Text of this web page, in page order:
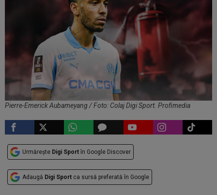
Pierre-Emerick Aubameyang / Foto: Colaj Digi Sport. Profimedia
Urmărește Digi Sport în Google Discover
Adaugă Digi Sport ca sursă preferată în Google